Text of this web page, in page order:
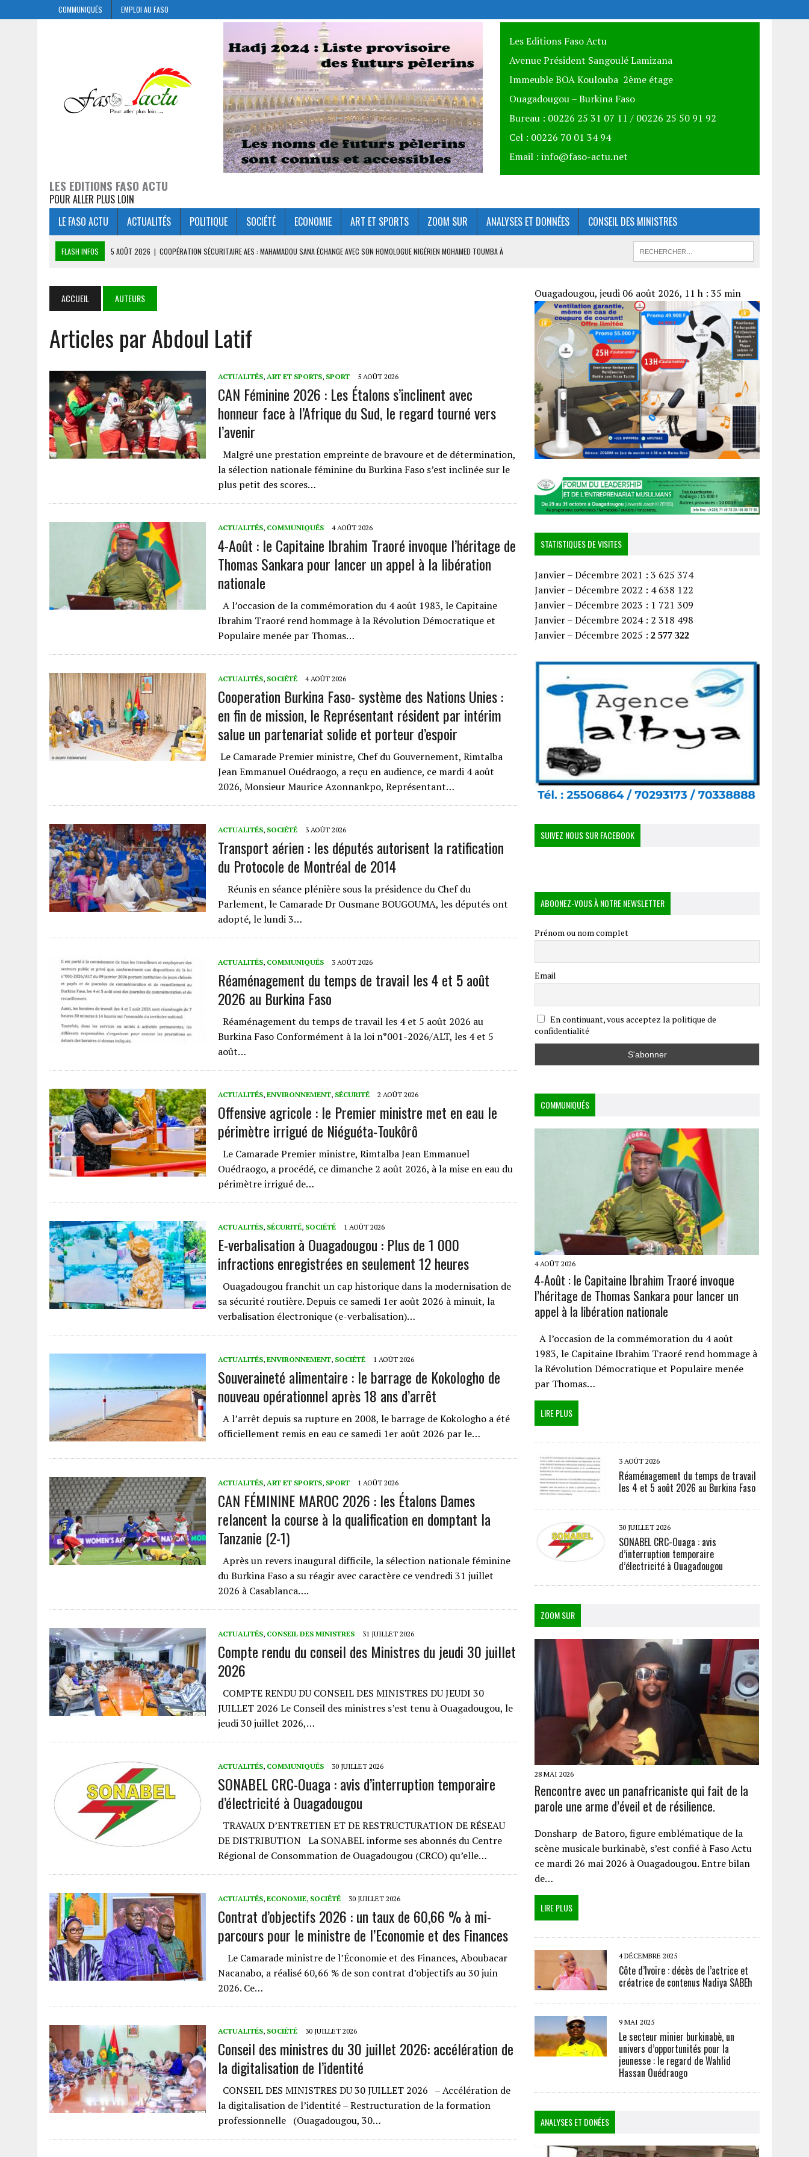
COMMUNIQUÉS EMPLOI AU FASO
LES EDITIONS FASO ACTU
POUR ALLER PLUS LOIN
Les Editions Faso Actu
Avenue Président Sangoulé Lamizana
Immeuble BOA Koulouba 2ème étage
Ouagadougou – Burkina Faso
Bureau : 00226 25 31 07 11 / 00226 25 50 91 92
Cel : 00226 70 01 34 94
Email : info@faso-actu.net
LE FASO ACTU ACTUALITÉS POLITIQUE SOCIÉTÉ ECONOMIE ART ET SPORTS ZOOM SUR ANALYSES ET DONNÉES CONSEIL DES MINISTRES
FLASH INFOS 5 AOÛT 2026 | COOPÉRATION SÉCURITAIRE AES : MAHAMADOU SANA ÉCHANGE AVEC SON HOMOLOGUE NIGÉRIEN MOHAMED TOUMBA À
PARTENARIAT SOLIDE ET PORTEUR D’ESPOIR
3 AOÛT 2026
TRANSPORT AÉRIEN : LES DÉPUTÉS AUTORISENT LA RATIFICATION DU PROTOCOLE DE MONTRÉAL DE 2014
1 AOÛT 2026
E-VERBALISATION À OUAGADOUGOU : PLUS DE 1 000 INFRACTIONS ENREGISTRÉES EN SEULEMENT 12 HEURES
5 AOÛT 2026 | GOULMOU : LA BVDP RENFORCE LES CAPACITÉS PSYCHOSOCIALES ET SANITAIRES DES VDP
ACCUEIL AUTEURS
Articles par Abdoul Latif
ACTUALITÉS, ART ET SPORTS, SPORT 5 AOÛT 2026
CAN Féminine 2026 : Les Étalons s’inclinent avec
honneur face à l’Afrique du Sud, le regard tourné vers
l’avenir
Malgré une prestation empreinte de bravoure et de détermination,
la sélection nationale féminine du Burkina Faso s’est inclinée sur le
plus petit des scores…
ACTUALITÉS, COMMUNIQUÉS 4 AOÛT 2026
4-Août : le Capitaine Ibrahim Traoré invoque l’héritage de
Thomas Sankara pour lancer un appel à la libération
nationale
A l’occasion de la commémoration du 4 août 1983, le Capitaine
Ibrahim Traoré rend hommage à la Révolution Démocratique et
Populaire menée par Thomas…
ACTUALITÉS, SOCIÉTÉ 4 AOÛT 2026
‎Cooperation Burkina Faso- système des Nations Unies :
en fin de mission, le Représentant résident par intérim
salue un partenariat solide et porteur d’espoir
‎ ‎Le Camarade Premier ministre, Chef du Gouvernement, Rimtalba
Jean Emmanuel Ouédraogo, a reçu en audience, ce mardi 4 août
2026, Monsieur Maurice Azonnankpo, Représentant…
ACTUALITÉS, SOCIÉTÉ 3 AOÛT 2026
Transport aérien : les députés autorisent la ratification
du Protocole de Montréal de 2014
Réunis en séance plénière sous la présidence du Chef du
Parlement, le Camarade Dr Ousmane BOUGOUMA, les députés ont
adopté, le lundi 3…
ACTUALITÉS, COMMUNIQUÉS 3 AOÛT 2026
Réaménagement du temps de travail les 4 et 5 août
2026 au Burkina Faso
Réaménagement du temps de travail les 4 et 5 août 2026 au
Burkina Faso Conformément à la loi n°001-2026/ALT, les 4 et 5
août…
ACTUALITÉS, ENVIRONNEMENT, SÉCURITÉ 2 AOÛT 2026
‎Offensive agricole : le Premier ministre met en eau le
périmètre irrigué de Niéguéta-Toukôrô
‎Le Camarade Premier ministre, Rimtalba Jean Emmanuel
Ouédraogo, a procédé, ce dimanche 2 août 2026, à la mise en eau du
périmètre irrigué de…
ACTUALITÉS, SÉCURITÉ, SOCIÉTÉ 1 AOÛT 2026
E-verbalisation à Ouagadougou : Plus de 1 000
infractions enregistrées en seulement 12 heures
Ouagadougou franchit un cap historique dans la modernisation de
sa sécurité routière. Depuis ce samedi 1er août 2026 à minuit, la
verbalisation électronique (e-verbalisation)…
ACTUALITÉS, ENVIRONNEMENT, SOCIÉTÉ 1 AOÛT 2026
Souveraineté alimentaire : le barrage de Kokologho de
nouveau opérationnel après 18 ans d’arrêt
A l’arrêt depuis sa rupture en 2008, le barrage de Kokologho a été
officiellement remis en eau ce samedi 1er août 2026 par le…
ACTUALITÉS, ART ET SPORTS, SPORT 1 AOÛT 2026
CAN FÉMININE MAROC 2026 : les Étalons Dames
relancent la course à la qualification en domptant la
Tanzanie (2-1)
Après un revers inaugural difficile, la sélection nationale féminine
du Burkina Faso a su réagir avec caractère ce vendredi 31 juillet
2026 à Casablanca….
ACTUALITÉS, CONSEIL DES MINISTRES 31 JUILLET 2026
Compte rendu du conseil des Ministres du jeudi 30 juillet
2026
COMPTE RENDU DU CONSEIL DES MINISTRES DU JEUDI 30
JUILLET 2026 Le Conseil des ministres s’est tenu à Ouagadougou, le
jeudi 30 juillet 2026,…
ACTUALITÉS, COMMUNIQUÉS 30 JUILLET 2026
SONABEL CRC-Ouaga : avis d’interruption temporaire
d’électricité à Ouagadougou
TRAVAUX D’ENTRETIEN ET DE RESTRUCTURATION DE RÉSEAU
DE DISTRIBUTION La SONABEL informe ses abonnés du Centre
Régional de Consommation de Ouagadougou (CRCO) qu’elle…
ACTUALITÉS, ECONOMIE, SOCIÉTÉ 30 JUILLET 2026
Contrat d’objectifs 2026 : un taux de 60,66 % à mi-
parcours pour le ministre de l’Economie et des Finances
Le Camarade ministre de l’Économie et des Finances, Aboubacar
Nacanabo, a réalisé 60,66 % de son contrat d’objectifs au 30 juin
2026. Ce…
ACTUALITÉS, SOCIÉTÉ 30 JUILLET 2026
Conseil des ministres du 30 juillet 2026: accélération de
la digitalisation de l’identité
CONSEIL DES MINISTRES DU 30 JUILLET 2026 – Accélération de
la digitalisation de l’identité – Restructuration de la formation
professionnelle (Ouagadougou, 30…
Ouagadougou, jeudi 06 août 2026, 11 h : 35 min
STATISTIQUES DE VISITES
Janvier – Décembre 2021 : 3 625 374
Janvier – Décembre 2022 : 4 638 122
Janvier – Décembre 2023 : 1 721 309
Janvier – Décembre 2024 : 2 318 498
Janvier – Décembre 2025 :2 577 322
SUIVEZ NOUS SUR FACEBOOK
ABOONEZ-VOUS À NOTRE NEWSLETTER
Prénom ou nom complet
Email
En continuant, vous acceptez la politique de
confidentialité
COMMUNIQUÉS
4 AOÛT 2026
4-Août : le Capitaine Ibrahim Traoré invoque
l’héritage de Thomas Sankara pour lancer un
appel à la libération nationale
A l’occasion de la commémoration du 4 août
1983, le Capitaine Ibrahim Traoré rend hommage à
la Révolution Démocratique et Populaire menée
par Thomas…
LIRE PLUS
3 AOÛT 2026
Réaménagement du temps de travail
les 4 et 5 août 2026 au Burkina Faso
30 JUILLET 2026
SONABEL CRC-Ouaga : avis
d’interruption temporaire
d’électricité à Ouagadougou
ZOOM SUR
28 MAI 2026
Rencontre avec un panafricaniste qui fait de la
parole une arme d’éveil et de résilience.
Donsharp de Batoro, figure emblématique de la
scène musicale burkinabè, s’est confié à Faso Actu
ce mardi 26 mai 2026 à Ouagadougou. Entre bilan
de…
LIRE PLUS
4 DÉCEMBRE 2025
Côte d’Ivoire : décès de l’actrice et
créatrice de contenus Nadiya SABEh
9 MAI 2025
Le secteur minier burkinabè, un
univers d’opportunités pour la
jeunesse : le regard de Wahlid
Hassan Ouédraogo
ANALYSES ET DONÉES